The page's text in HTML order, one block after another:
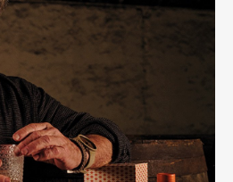
Fashion
CultureLifestyle